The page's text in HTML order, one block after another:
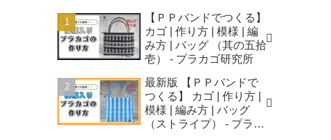
【ＰＰバンドでつくる】
カゴ | 作り方 | 模様 | 編
み方 | バッグ （其の五拾
壱） - プラカゴ研究所
最新版 【ＰＰバンドで
つくる】 カゴ | 作り方 |
模様 | 編み方 | バッグ
（ストライプ） - プラカ